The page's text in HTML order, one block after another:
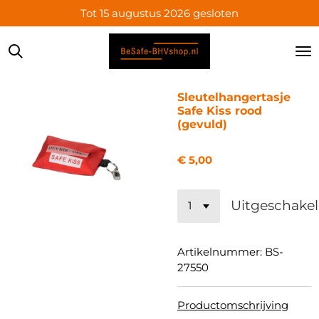
direct
naar
Tot 15 augustus 2026 gesloten
Sleutelhangertasje
Safe Kiss rood
(gevuld)
€ 5,00
Artikelnummer: BS-
27550
Productomschrijving